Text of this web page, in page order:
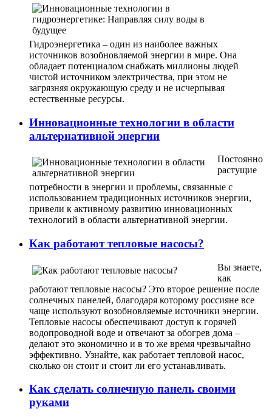
Гидроэнергетика – один из наиболее важных
источников возобновляемой энергии в мире. Она
обладает потенциалом снабжать миллионы людей
чистой источником электричества, при этом не
загрязняя окружающую среду и не исчерпывая
естественные ресурсы.
Инновационные технологии в области
альтернативной энергии
Постоянно
растущие
потребности в энергии и проблемы, связанные с
использованием традиционных источников энергии,
привели к активному развитию инновационных
технологий в области альтернативной энергии.
Как работают тепловые насосы?
Вы знаете,
как
работают тепловые насосы? Это второе решение после
солнечных панелей, благодаря которому россияне все
чаще используют возобновляемые источники энергии.
Тепловые насосы обеспечивают доступ к горячей
водопроводной воде и отвечают за обогрев дома –
делают это экономично и в то же время чрезвычайно
эффективно. Узнайте, как работает тепловой насос,
сколько он стоит и стоит ли его устанавливать.
Как сделать солнечную панель своими
руками